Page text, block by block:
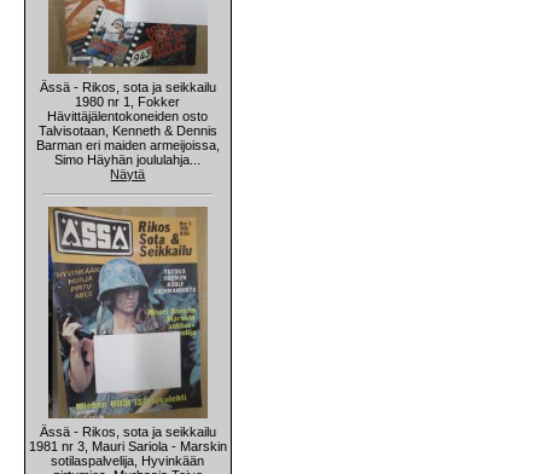
Ässä - Rikos, sota ja seikkailu
1980 nr 1, Fokker
Hävittäjälentokoneiden osto
Talvisotaan, Kenneth & Dennis
Barman eri maiden armeijoissa,
Simo Häyhän joululahja...
Näytä
Ässä - Rikos, sota ja seikkailu
1981 nr 3, Mauri Sariola - Marskin
sotilaspalvelija, Hyvinkään